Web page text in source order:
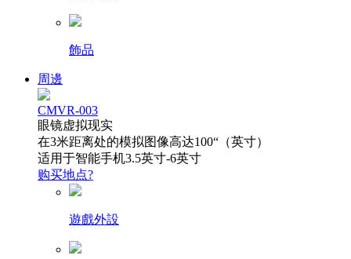
飾品
周邊
CMVR-003
眼镜虚拟现实
在3米距离处的模拟图像高达100“（英寸）
适用于智能手机3.5英寸-6英寸
购买地点?
遊戲外設